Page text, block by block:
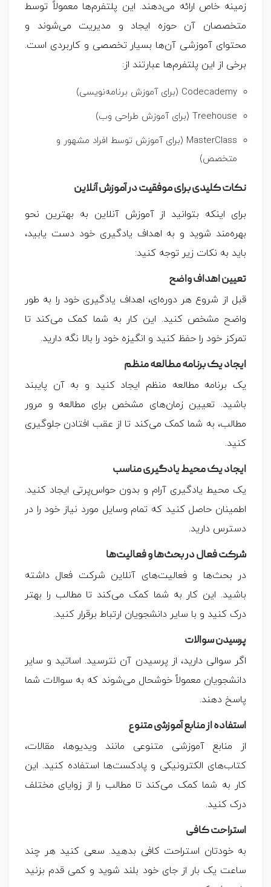
زمینه خاص ارائه می‌دهند. این پلتفرم‌ها معمولاً توسط
متخصصان آن حوزه ایجاد و مدیریت می‌شوند و
محتوای آموزشی آن‌ها بسیار تخصصی و کاربردی است.
برخی از این پلتفرم‌ها عبارتند از:
Codecademy (برای آموزش برنامه‌نویسی)
Treehouse (برای آموزش طراحی وب)
MasterClass (برای آموزش توسط افراد مشهور و
متخصص)
نکات کلیدی برای موفقیت در آموزش آنلاین
برای اینکه بتوانید از آموزش آنلاین به بهترین نحو
بهره‌مند شوید و به اهداف یادگیری خود دست یابید،
باید به نکات زیر توجه کنید:
تعیین اهداف واضح
قبل از شروع هر دوره‌ای، اهداف یادگیری خود را به طور
واضح مشخص کنید. این کار به شما کمک می‌کند تا
تمرکز خود را حفظ کنید و انگیزه خود را بالا نگه دارید.
ایجاد یک برنامه مطالعه منظم
یک برنامه مطالعه منظم ایجاد کنید و به آن پایبند
باشید. تعیین زمان‌های مشخص برای مطالعه و مرور
مطالب، به شما کمک می‌کند تا از عقب افتادن جلوگیری
کنید.
ایجاد یک محیط یادگیری مناسب
یک محیط یادگیری آرام و بدون حواس‌پرتی ایجاد کنید.
اطمینان حاصل کنید که تمام وسایل مورد نیاز خود را در
دسترس دارید.
شرکت فعال در بحث‌ها و فعالیت‌ها
در بحث‌ها و فعالیت‌های آنلاین شرکت فعال داشته
باشید. این کار به شما کمک می‌کند تا مطالب را بهتر
درک کنید و با سایر دانشجویان ارتباط برقرار کنید.
پرسیدن سوالات
اگر سوالی دارید، از پرسیدن آن نترسید. اساتید و سایر
دانشجویان معمولاً خوشحال می‌شوند که به سوالات شما
پاسخ دهند.
استفاده از منابع آموزشی متنوع
از منابع آموزشی متنوعی مانند ویدیوها، مقالات،
کتاب‌های الکترونیکی و پادکست‌ها استفاده کنید. این
کار به شما کمک می‌کند تا مطالب را از زوایای مختلف
درک کنید.
استراحت کافی
به خودتان استراحت کافی بدهید. سعی کنید هر چند
ساعت یک بار از جای خود بلند شوید و کمی قدم بزنید